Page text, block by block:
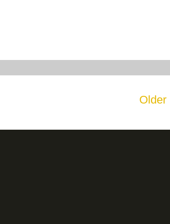
Older